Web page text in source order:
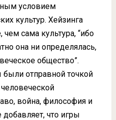
условием
культур. Хейзинга
сама культура, “ибо
она ни определялась,
общество”.
были отправной точкой
война, философия и
добавляет, что игры